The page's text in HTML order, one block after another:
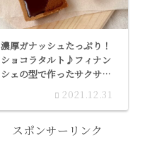
濃厚ガナッシュたっぷり！
ショコラタルト♪フィナン
シェの型で作ったサクサク
タルトとチョコクリーム、
そしてフランボワーズのア
クセント
2021.12.31
スポンサーリンク